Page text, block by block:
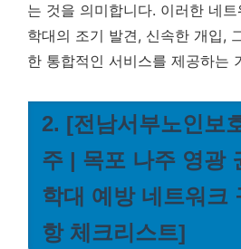
는 것을 의미합니다. 이러한 네
학대의 조기 발견, 신속한 개입,
한 통합적인 서비스를 제공하는
2. [전남서부노인보
주 | 목포 나주 영광
학대 예방 네트워크
항 체크리스트]